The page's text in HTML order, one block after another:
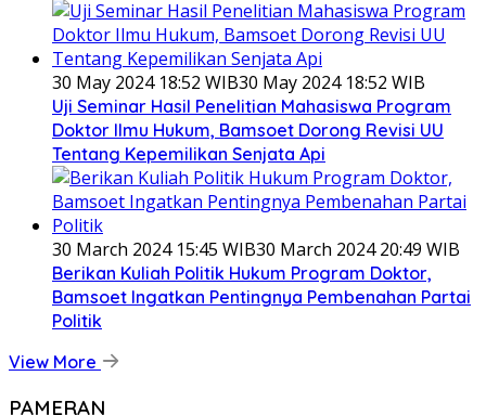
30 May 2024 18:52 WIB30 May 2024 18:52 WIB
Uji Seminar Hasil Penelitian Mahasiswa Program
Doktor Ilmu Hukum, Bamsoet Dorong Revisi UU
Tentang Kepemilikan Senjata Api
30 March 2024 15:45 WIB30 March 2024 20:49 WIB
Berikan Kuliah Politik Hukum Program Doktor,
Bamsoet Ingatkan Pentingnya Pembenahan Partai
Politik
View More
PAMERAN